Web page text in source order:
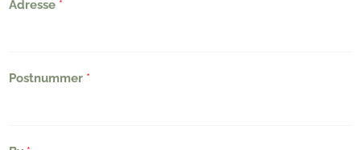
iAdresse *
Postnummer *